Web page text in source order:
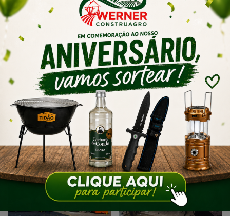
produtores de arroz, comprometendo a
produção. Com a manutenção das calhas, a água
flui de forma mais controlada, evitando danos à
agricultura local.
Divulgação/PMT
Artigos relacionados